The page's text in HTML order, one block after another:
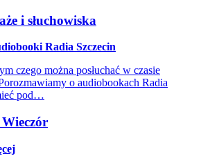
i słuchowiska
Radia Szczecin
czego można posłuchać w czasie
o audiobookach Radia
pod…